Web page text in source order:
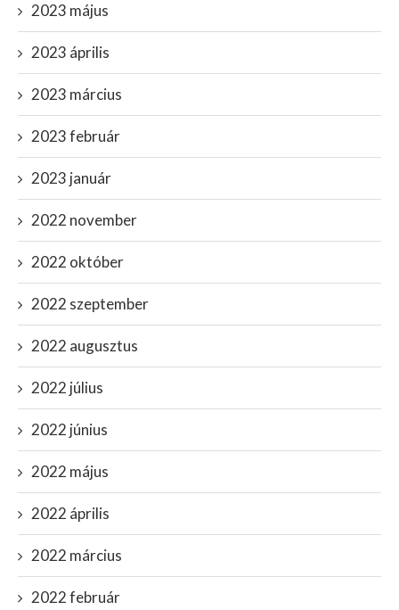
2023 május
2023 április
2023 március
2023 február
2023 január
2022 november
2022 október
2022 szeptember
2022 augusztus
2022 július
2022 június
2022 május
2022 április
2022 március
2022 február